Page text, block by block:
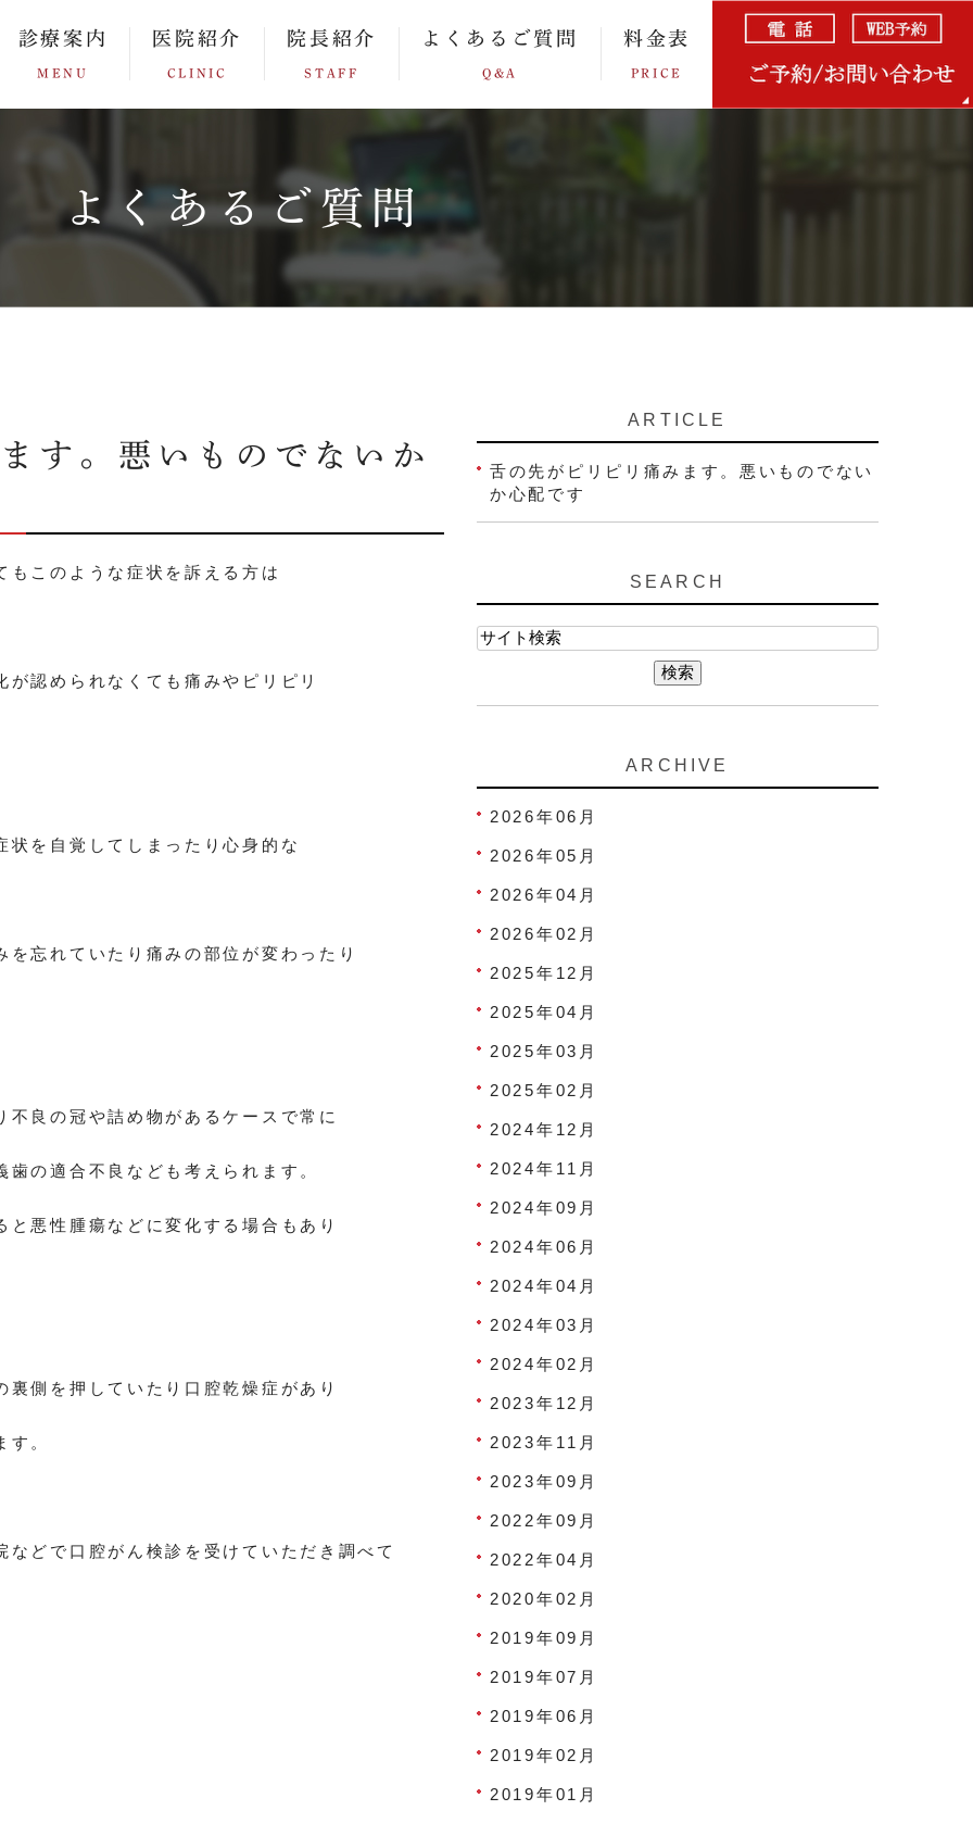
診療案内
MENU
医院紹介
CLINIC
院長紹介
STAFF
よくあるご質問
Q&A
料金表
PRICE
よくあるご質問
す。悪いものでないか
もこのような症状を訴える方は
認められなくても痛みやピリピリ
を自覚してしまったり心身的な
忘れていたり痛みの部位が変わったり
良の冠や詰め物があるケースで常に
の適合不良なども考えられます。
悪性腫瘍などに変化する場合もあり
側を押していたり口腔乾燥症があり
。
どで口腔がん検診を受けていただき調べて
ARTICLE
舌の先がピリピリ痛みます。悪いものでない
か心配です
SEARCH
ARCHIVE
2026年06月
2026年05月
2026年04月
2026年02月
2025年12月
2025年04月
2025年03月
2025年02月
2024年12月
2024年11月
2024年09月
2024年06月
2024年04月
2024年03月
2024年02月
2023年12月
2023年11月
2023年09月
2022年09月
2022年04月
2020年02月
2019年09月
2019年07月
2019年06月
2019年02月
2019年01月